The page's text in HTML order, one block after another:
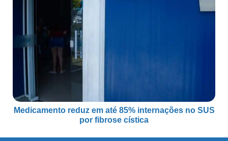
Medicamento reduz em até 85% internações no SUS
por fibrose cística